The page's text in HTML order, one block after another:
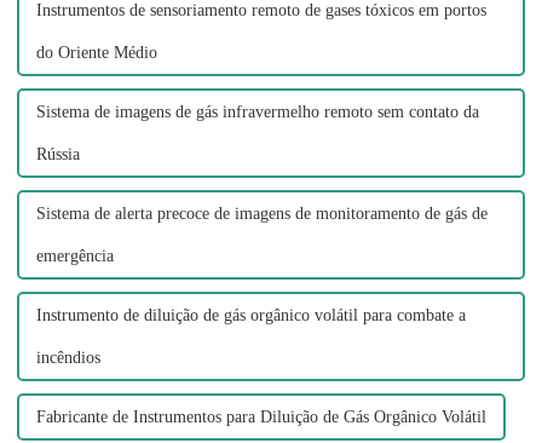
Instrumentos de sensoriamento remoto de gases tóxicos em portos
do Oriente Médio
Sistema de imagens de gás infravermelho remoto sem contato da
Rússia
Sistema de alerta precoce de imagens de monitoramento de gás de
emergência
Instrumento de diluição de gás orgânico volátil para combate a
incêndios
Fabricante de Instrumentos para Diluição de Gás Orgânico Volátil